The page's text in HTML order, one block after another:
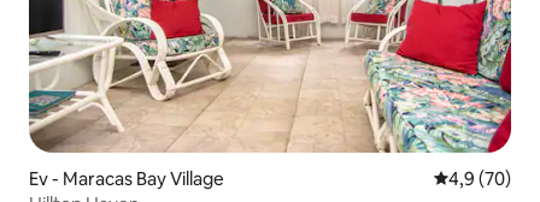
Ev - Maracas Bay Village 5 üzerinden
4,9 (70)